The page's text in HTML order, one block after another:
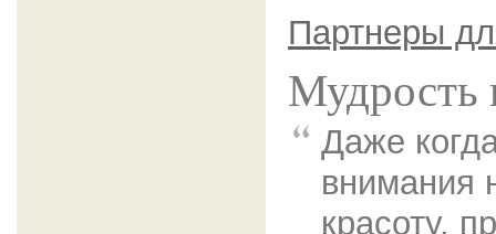
Партнеры
Мудрость
Даже
внимания
красоту,